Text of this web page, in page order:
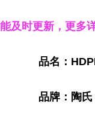
能及时更新， 更多
品名：
品牌：陶氏